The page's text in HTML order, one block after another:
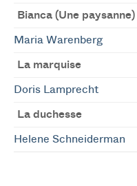
Bianca (Une paysanne)
Maria Warenberg
La marquise
Doris Lamprecht
La duchesse
Helene Schneiderman